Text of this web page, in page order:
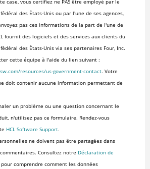
case, vous certifiez ne PAS être employé par le
des États-Unis ou par l'une de ses agences,
pas ces informations de la part de l'une de
fournit des logiciels et des services aux clients du
des États-Unis via ses partenaires Four, Inc.
cette équipe à l'aide du lien suivant :
resources/us-government-contact. Votre
doit contenir aucune information permettant de
un problème ou une question concernant le
n'utilisez pas ce formulaire. Rendez-vous
HCL Software Support.
ne doivent pas être partagées dans
Consultez notre Déclaration de
pour comprendre comment les données